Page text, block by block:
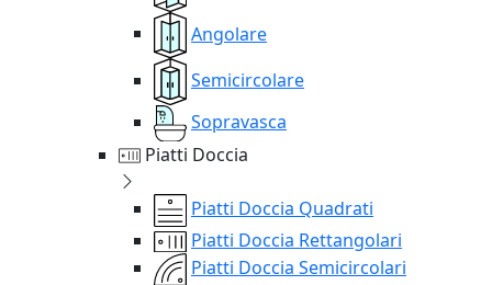
Angolare
Semicircolare
Sopravasca
Piatti Doccia
Piatti Doccia Quadrati
Piatti Doccia Rettangolari
Piatti Doccia Semicircolari